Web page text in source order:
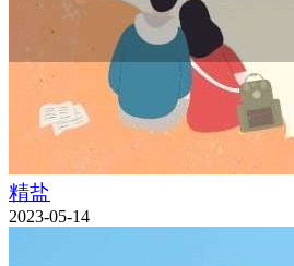
精盐
2023-05-14